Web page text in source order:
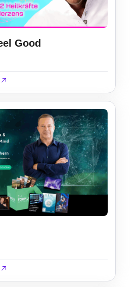
Good